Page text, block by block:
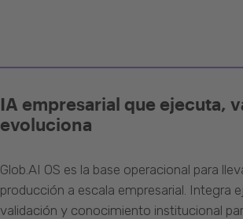
IA empresarial que ejecuta,
evoluciona
Glob.AI OS es la base operacional para
producción a escala empresarial. Integra
validación y conocimiento institucional